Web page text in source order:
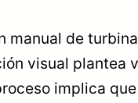
manual de
visual plantea
implica